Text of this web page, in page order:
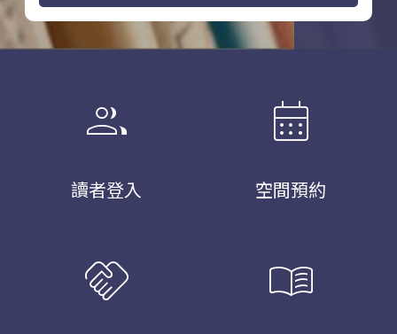
group
讀者登入
calendar_month
空間預約
handshake menu_book